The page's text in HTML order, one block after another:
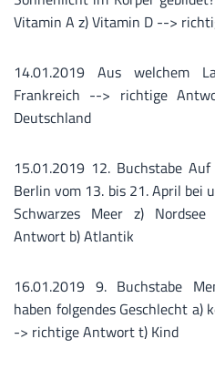
Vitamin A z) Vitamin D -->
14.01.2019 Aus welchem
Frankreich --> richtige
Deutschland
15.01.2019 12. Buchstabe
Berlin vom 13. bis 21. April bei
Schwarzes Meer z)
Antwort b) Atlantik
16.01.2019 9. Buchstabe
haben folgendes Geschlecht
-> richtige Antwort t) Kind